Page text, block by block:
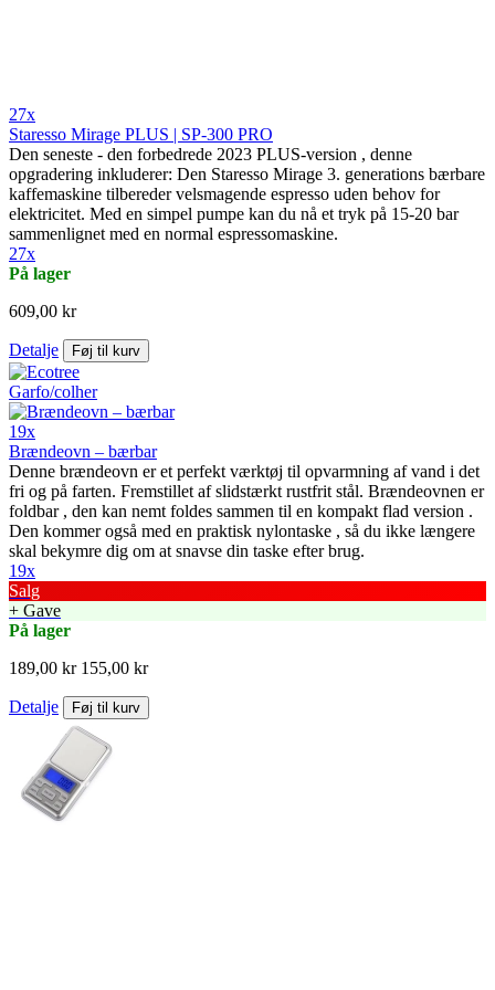
27x
Staresso Mirage PLUS | SP-300 PRO
Den seneste - den forbedrede 2023 PLUS-version , denne
opgradering inkluderer: Den Staresso Mirage 3. generations bærbare
kaffemaskine tilbereder velsmagende espresso uden behov for
elektricitet. Med en simpel pumpe kan du nå et tryk på 15-20 bar
sammenlignet med en normal espressomaskine.
27x
På lager
609,00 kr
Detalje Føj til kurv
19x
Brændeovn – bærbar
Denne brændeovn er et perfekt værktøj til opvarmning af vand i det
fri og på farten. Fremstillet af slidstærkt rustfrit stål. Brændeovnen er
foldbar , den kan nemt foldes sammen til en kompakt flad version .
Den kommer også med en praktisk nylontaske , så du ikke længere
skal bekymre dig om at snavse din taske efter brug.
19x
Salg
+ Gave
På lager
189,00 kr 155,00 kr
Detalje Føj til kurv